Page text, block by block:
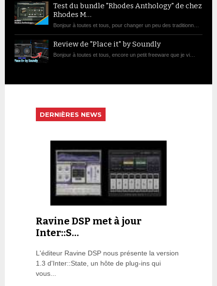
Test du bundle "Rhodes Anthology" de chez
Rhodes M…
Bonjour à toutes et tous, pour changer un peu des traditionn…
Review de "Place it" by Soundly
Bonjour à toutes et tous, encore un petit freeware que je vi…
DERNIÈRES NEWS
Ravine DSP met à jour
Inter::S…
L'éditeur Ravine DSP nous présente la version
1.3 d'Inter::State, un hôte de plug-ins qui
vous...